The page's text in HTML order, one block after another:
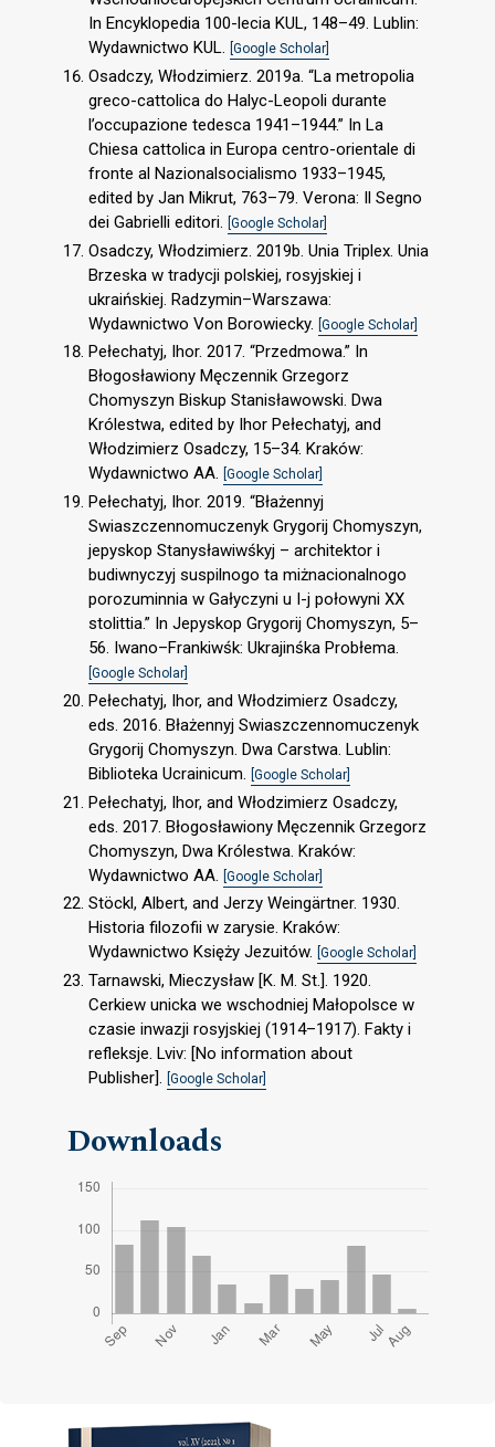
In Encyklopedia 100-lecia KUL, 148–49. Lublin:
Wydawnictwo KUL. [Google Scholar]
Osadczy, Włodzimierz. 2019a. “La metropolia
greco-cattolica do Halyc-Leopoli durante
l’occupazione tedesca 1941–1944.” In La
Chiesa cattolica in Europa centro-orientale di
fronte al Nazionalsocialismo 1933–1945,
edited by Jan Mikrut, 763–79. Verona: Il Segno
dei Gabrielli editori. [Google Scholar]
Osadczy, Włodzimierz. 2019b. Unia Triplex. Unia
Brzeska w tradycji polskiej, rosyjskiej i
ukraińskiej. Radzymin–Warszawa:
Wydawnictwo Von Borowiecky.
[Google Scholar]
Pełechatyj, Ihor. 2017. “Przedmowa.” In
Błogosławiony Męczennik Grzegorz
Chomyszyn Biskup Stanisławowski. Dwa
Królestwa, edited by Ihor Pełechatyj, and
Włodzimierz Osadczy, 15–34. Kraków:
Wydawnictwo AA. [Google Scholar]
Pełechatyj, Ihor. 2019. “Błażennyj
Swiaszczennomuczenyk Grygorij Chomyszyn,
jepyskop Stanysławiwśkyj – architektor i
budiwnyczyj suspilnogo ta miżnacionalnogo
porozuminnia w Gałyczyni u I-j połowyni XX
stolittia.” In Jepyskop Grygorij Chomyszyn, 5–
56. Iwano–Frankiwśk: Ukrajinśka Probłema.
[Google Scholar]
Pełechatyj, Ihor, and Włodzimierz Osadczy,
eds. 2016. Błażennyj Swiaszczennomuczenyk
Grygorij Chomyszyn. Dwa Carstwa. Lublin:
Biblioteka Ucrainicum. [Google Scholar]
Pełechatyj, Ihor, and Włodzimierz Osadczy,
eds. 2017. Błogosławiony Męczennik Grzegorz
Chomyszyn, Dwa Królestwa. Kraków:
Wydawnictwo AA.
[Google Scholar]
Stöckl, Albert, and Jerzy Weingärtner. 1930.
Historia filozofii w zarysie. Kraków:
Wydawnictwo Księży Jezuitów. [Google Scholar]
Tarnawski, Mieczysław [K. M. St.]. 1920.
Cerkiew unicka we wschodniej Małopolsce w
czasie inwazji rosyjskiej (1914–1917). Fakty i
refleksje. Lviv: [No information about
Publisher]. [Google Scholar]
Downloads
Cover image